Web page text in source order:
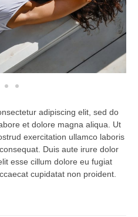
adipiscing elit, sed do
et dolore magna aliqua. Ut
exercitation ullamco laboris
Duis aute irure dolor
esse cillum dolore eu fugiat
cupidatat non proident.